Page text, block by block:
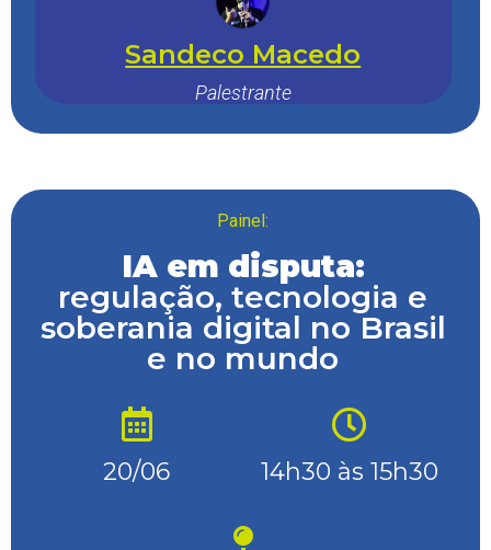
Sandeco Macedo
Palestrante
Painel:
IA em disputa:
regulação, tecnologia e
soberania digital no Brasil
e no mundo
20/06 14h30 às 15h30